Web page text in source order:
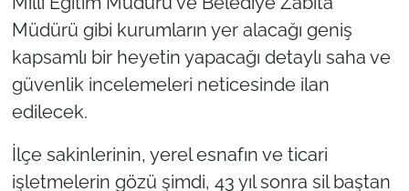
Müdürü gibi kurumların yer alacağı geniş
kapsamlı bir heyetin yapacağı detaylı saha ve
güvenlik incelemeleri neticesinde ilan
edilecek.
İlçe sakinlerinin, yerel esnafın ve ticari
işletmelerin gözü şimdi, 43 yıl sonra sil baştan